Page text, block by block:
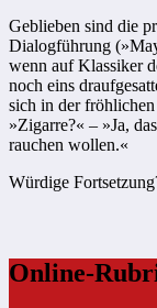
Geblieben sind die
Dialogführung
wenn auf Klassiker
noch eins
sich in der
»Zigarre?« – »Ja,
rauchen wollen.«
Würdige
Online-